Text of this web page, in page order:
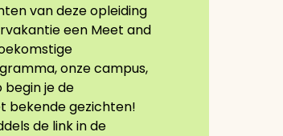
van deze opleiding
een Meet and
onze campus,
begin je de
bekende gezichten!
de link in de